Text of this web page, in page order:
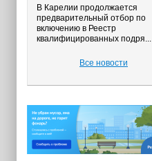
В Карелии продолжается
предварительный отбор по
включению в Реестр
квалифицированных подря...
Все новости